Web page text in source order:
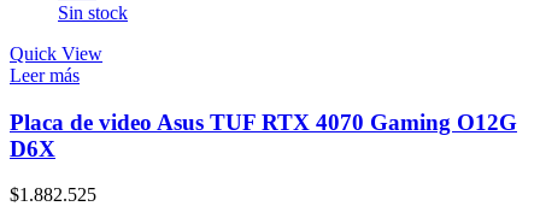
Sin stock
Quick View
Leer más
Placa de video Asus TUF RTX 4070 Gaming O12G
D6X
$1.882.525